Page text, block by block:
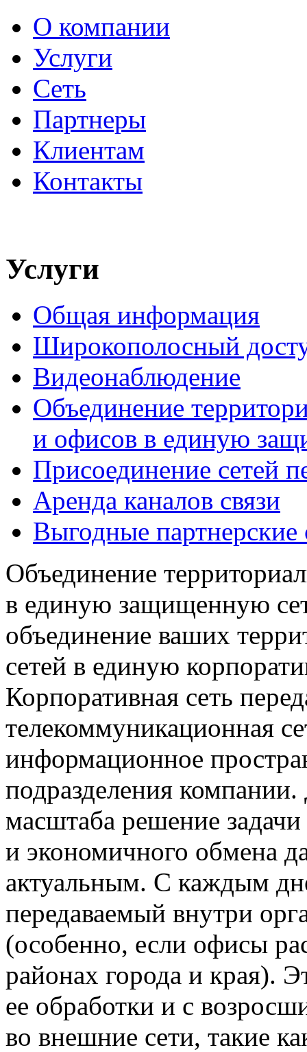
О компании
Услуги
Сеть
Партнеры
Клиентам
Контакты
Услуги
Общая информация
Широкополосный
Видеонаблюдение
Объединение
и офисов в единую
Присоединение сетей
Аренда каналов связи
Выгодные партнерские
Объединение
в единую защищенную
объединение ваших
сетей в единую
Корпоративная сеть
телекоммуникационная
информационное
подразделения
масштаба решение
и экономичного обмена
актуальным. С каждым
передаваемый внутри
(особенно, если офисы
районах города и края).
ее обработки и с
во внешние сети, такие